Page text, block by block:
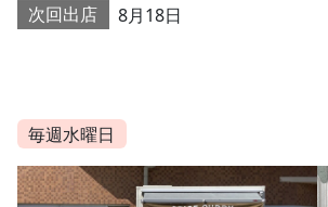
次回出店
8月18日
毎週水曜日